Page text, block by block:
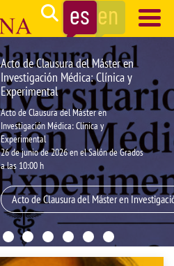
Search
Acto de Clausura del Máster en
Investigación Médica: Clínica y
Experimental
Acto de Clausura del Máster en
Investigación Médica: Clínica y
Experimental
26 de junio de 2026 en el Salón de Grados
a las 10:00 h
Acto de Clausura del Máster en